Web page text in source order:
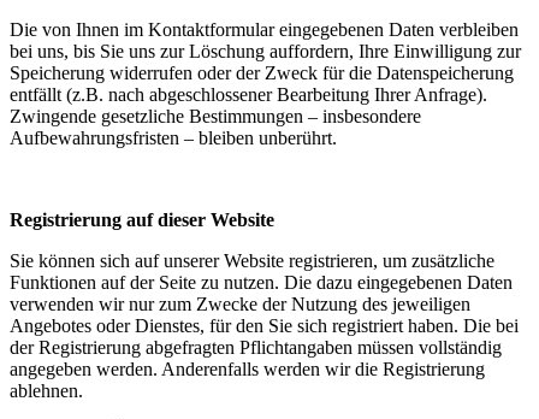
Die von Ihnen im Kontaktformular eingegebenen Daten verbleiben
bei uns, bis Sie uns zur Löschung auffordern, Ihre Einwilligung zur
Speicherung widerrufen oder der Zweck für die Datenspeicherung
entfällt (z.B. nach abgeschlossener Bearbeitung Ihrer Anfrage).
Zwingende gesetzliche Bestimmungen – insbesondere
Aufbewahrungsfristen – bleiben unberührt.
Registrierung auf dieser Website
Sie können sich auf unserer Website registrieren, um zusätzliche
Funktionen auf der Seite zu nutzen. Die dazu eingegebenen Daten
verwenden wir nur zum Zwecke der Nutzung des jeweiligen
Angebotes oder Dienstes, für den Sie sich registriert haben. Die bei
der Registrierung abgefragten Pflichtangaben müssen vollständig
angegeben werden. Anderenfalls werden wir die Registrierung
ablehnen.